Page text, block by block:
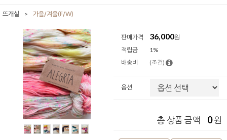
뜨개실 > 가을/겨울(F/W)
판매가격 36,000원
적립금
1%
배송비
(조건)
옵션
총 상품 금액 0원